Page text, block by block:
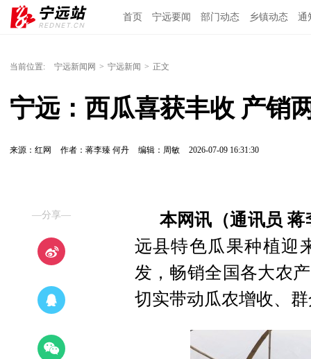
首页 宁远要闻 部门动态 乡镇动态 通
当前位置: 宁远新闻网 > 宁远新闻 > 正文
宁远：西瓜喜获丰收 产销
来源：红网 作者：蒋李臻 何丹 编辑：周敏 2026-07-09 16:31:30
—分享—
本网讯（通讯员 蒋
远县特色瓜果种植迎
发，畅销全国各大农
切实带动瓜农增收、